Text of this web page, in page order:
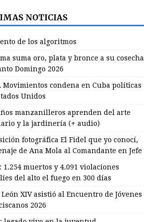
NOTICIAS
de los algoritmos
suma oro, plata y bronce a su cosecha
Domingo 2026
Movimientos condena en Cuba políticas
Unidos
manzanilleros aprenden del arte
y la jardinería (+ audio)
fotográfica El Fidel que yo conocí,
de Ana Mola al Comandante en Jefe
1.254 muertos y 4.091 violaciones
del alto el fuego en 300 días
León XIV asistió al Encuentro de Jóvenes
2026